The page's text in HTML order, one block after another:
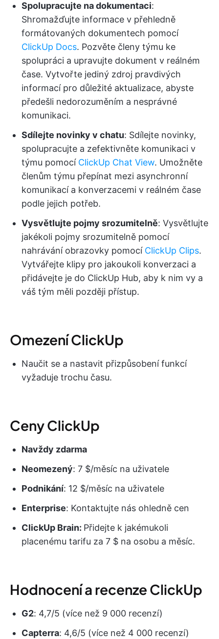
Spolupracujte na dokumentaci:
Shromažďujte informace v přehledně
formátovaných dokumentech pomocí
ClickUp Docs. Pozvěte členy týmu ke
spolupráci a upravujte dokument v reálném
čase. Vytvořte jediný zdroj pravdivých
informací pro důležité aktualizace, abyste
předešli nedorozuměním a nesprávné
komunikaci.
Sdílejte novinky v chatu: Sdílejte novinky,
spolupracujte a zefektivněte komunikaci v
týmu pomocí ClickUp Chat View. Umožněte
členům týmu přepínat mezi asynchronní
komunikací a konverzacemi v reálném čase
podle jejich potřeb.
Vysvětlujte pojmy srozumitelně: Vysvětlujte
jakékoli pojmy srozumitelně pomocí
nahrávání obrazovky pomocí ClickUp Clips.
Vytvářejte klipy pro jakoukoli konverzaci a
přidávejte je do ClickUp Hub, aby k nim vy a
váš tým měli později přístup.
Omezení ClickUp
Naučit se a nastavit přizpůsobení funkcí
vyžaduje trochu času.
Ceny ClickUp
Navždy zdarma
Neomezený: 7 $/měsíc na uživatele
Podnikání: 12 $/měsíc na uživatele
Enterprise: Kontaktujte nás ohledně cen
ClickUp Brain: Přidejte k jakémukoli
placenému tarifu za 7 $ na osobu a měsíc.
Hodnocení a recenze ClickUp
G2: 4,7/5 (více než 9 000 recenzí)
Capterra: 4,6/5 (více než 4 000 recenzí)